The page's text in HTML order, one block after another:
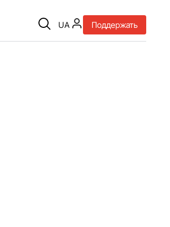
UA Поддержать